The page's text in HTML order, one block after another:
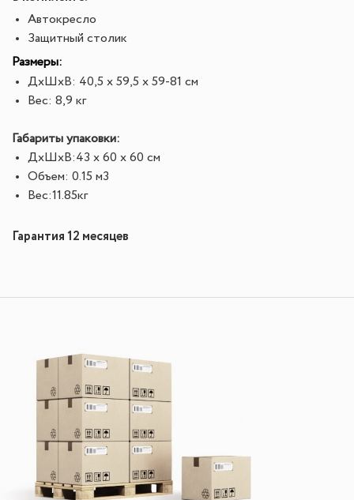
Автокресло
Защитный столик
Размеры:
ДхШхВ: 40,5 х 59,5 х 59-81 см
Вес: 8,9 кг
Габариты упаковки:
ДхШхВ:43 x 60 x 60 см
Объем: 0.15 м3
Вес:11.85кг
Гарантия 12 месяцев